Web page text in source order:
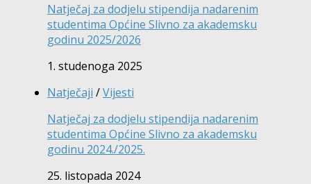
Natječaj za dodjelu stipendija nadarenim
studentima Općine Slivno za akademsku
godinu 2025/2026
1. studenoga 2025
Natječaji /Vijesti
Natječaj za dodjelu stipendija nadarenim
studentima Općine Slivno za akademsku
godinu 2024./2025.
25. listopada 2024